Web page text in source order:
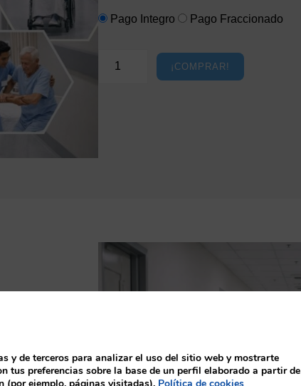
Pago Integro Pago Fraccionado
a
i
c
e
¡COMPRAR!
y de terceros para analizar el uso del sitio web y mostrarte
tus preferencias sobre la base de un perfil elaborado a partir de
(por ejemplo, páginas visitadas). Política de cookies